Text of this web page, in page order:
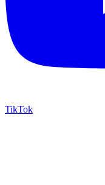
TikTok